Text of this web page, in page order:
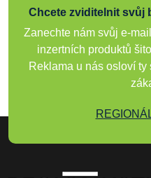
Chcete zviditelnit svůj
Zanechte nám svůj e-
inzertních produktů
Reklama u nás osloví